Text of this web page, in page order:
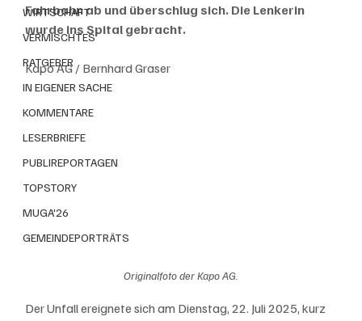
WIRTSCHAFT
VERMISCHTES
RATGEBER
IN EIGENER SACHE
KOMMENTARE
LESERBRIEFE
PUBLIREPORTAGEN
TOPSTORY
MUGA'26
GEMEINDEPORTRÄTS
Fahrbahn ab und überschlug sich. Die Lenkerin
wurde ins Spital gebracht.
Kapo AG / Bernhard Graser
Originalfoto der Kapo AG.
Der Unfall ereignete sich am Dienstag, 22. Juli 2025, kurz